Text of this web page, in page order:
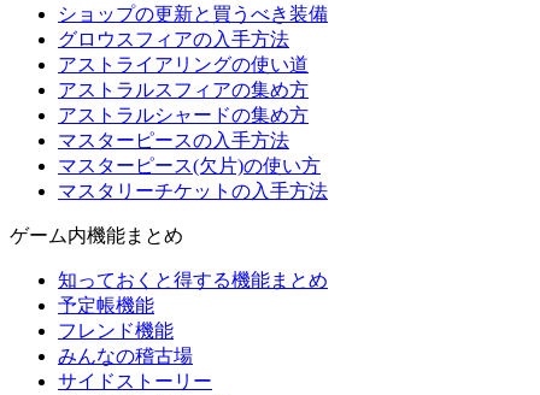
ショップの更新と買うべき装備
グロウスフィアの入手方法
アストライアリングの使い道
アストラルスフィアの集め方
アストラルシャードの集め方
マスターピースの入手方法
マスターピース(欠片)の使い方
マスタリーチケットの入手方法
ゲーム内機能まとめ
知っておくと得する機能まとめ
予定帳機能
フレンド機能
みんなの稽古場
サイドストーリー